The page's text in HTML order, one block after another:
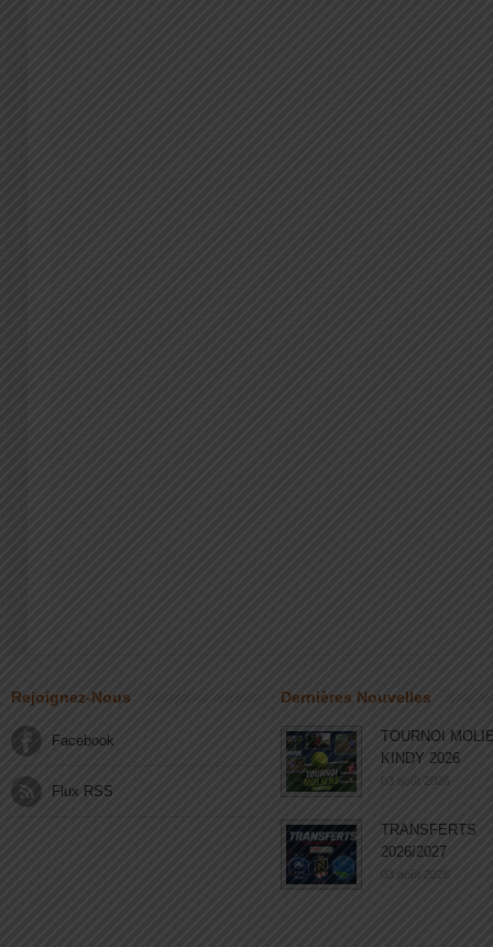
Rejoignez-Nous
Facebook
Flux RSS
Dernières Nouvelles
TOURNOI
KINDY 2026
03 août 2026
TRANSFERTS
2026/2027
03 août 2026